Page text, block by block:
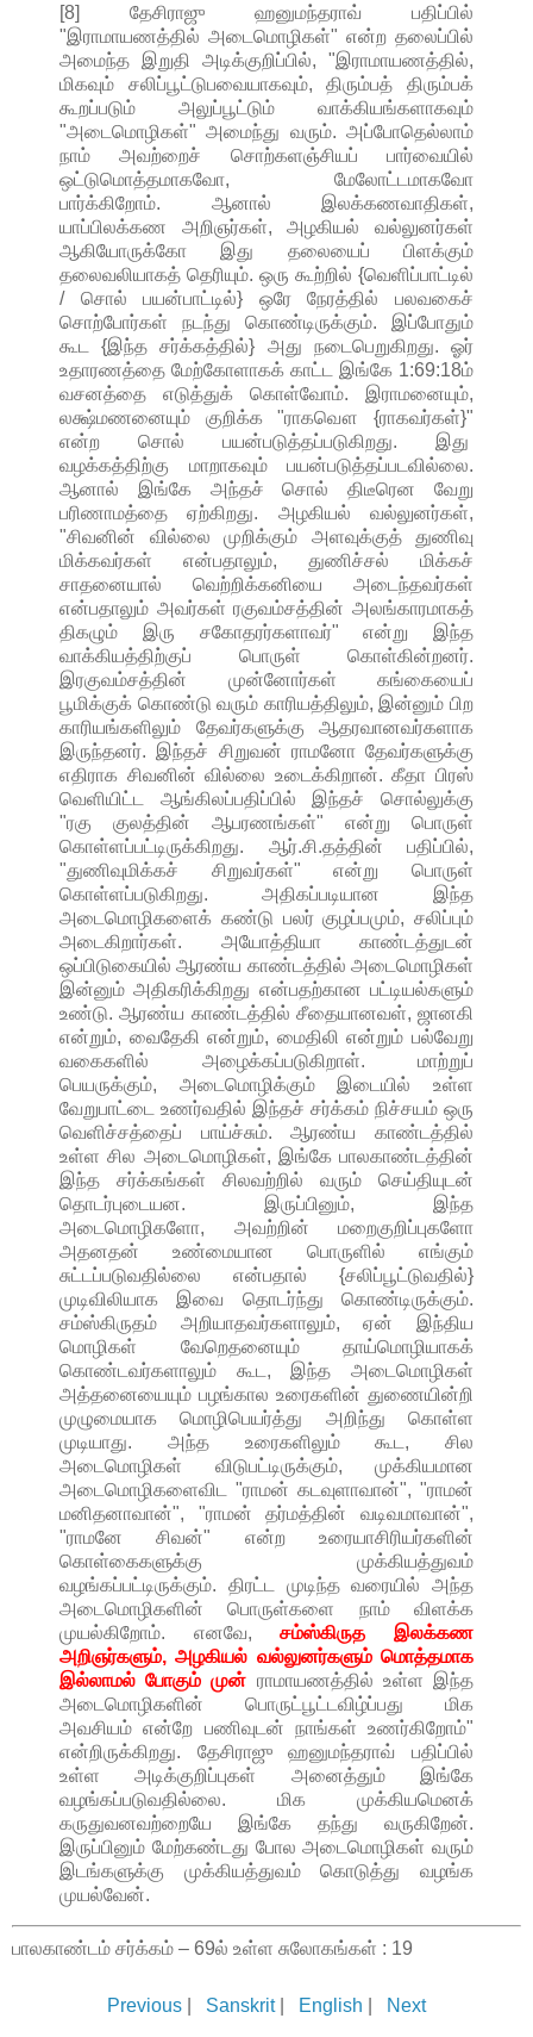
[8] தேசிராஜு ஹனுமந்தராவ் பதிப்பில்
"இராமாயணத்தில் அடைமொழிகள்" என்ற தலைப்பில்
அமைந்த இறுதி அடிக்குறிப்பில், "இராமாயணத்தில்,
மிகவும் சலிப்பூட்டுபவையாகவும், திரும்பத் திரும்பக்
கூறப்படும் அலுப்பூட்டும் வாக்கியங்களாகவும்
"அடைமொழிகள்" அமைந்து வரும். அப்போதெல்லாம்
நாம் அவற்றைச் சொற்களஞ்சியப் பார்வையில்
ஒட்டுமொத்தமாகவோ, மேலோட்டமாகவோ
பார்க்கிறோம். ஆனால் இலக்கணவாதிகள்,
யாப்பிலக்கண அறிஞர்கள், அழகியல் வல்லுனர்கள்
ஆகியோருக்கோ இது தலையைப் பிளக்கும்
தலைவலியாகத் தெரியும். ஒரு கூற்றில் {வெளிப்பாட்டில்
/ சொல் பயன்பாட்டில்} ஒரே நேரத்தில் பலவகைச்
சொற்போர்கள் நடந்து கொண்டிருக்கும். இப்போதும்
கூட {இந்த சர்க்கத்தில்} அது நடைபெறுகிறது. ஓர்
உதாரணத்தை மேற்கோளாகக் காட்ட இங்கே 1:69:18ம்
வசனத்தை எடுத்துக் கொள்வோம். இராமனையும்,
லக்ஷ்மணனையும் குறிக்க "ராகவௌ {ராகவர்கள்}"
என்ற சொல் பயன்படுத்தப்படுகிறது. இது
வழக்கத்திற்கு மாறாகவும் பயன்படுத்தப்படவில்லை.
ஆனால் இங்கே அந்தச் சொல் திடீரென வேறு
பரிணாமத்தை ஏற்கிறது. அழகியல் வல்லுனர்கள்,
"சிவனின் வில்லை முறிக்கும் அளவுக்குத் துணிவு
மிக்கவர்கள் என்பதாலும், துணிச்சல் மிக்கச்
சாதனையால் வெற்றிக்கனியை அடைந்தவர்கள்
என்பதாலும் அவர்கள் ரகுவம்சத்தின் அலங்காரமாகத்
திகழும் இரு சகோதரர்களாவர்" என்று இந்த
வாக்கியத்திற்குப் பொருள் கொள்கின்றனர்.
இரகுவம்சத்தின் முன்னோர்கள் கங்கையைப்
பூமிக்குக் கொண்டு வரும் காரியத்திலும், இன்னும் பிற
காரியங்களிலும் தேவர்களுக்கு ஆதரவானவர்களாக
இருந்தனர். இந்தச் சிறுவன் ராமனோ தேவர்களுக்கு
எதிராக சிவனின் வில்லை உடைக்கிறான். கீதா பிரஸ்
வெளியிட்ட ஆங்கிலப்பதிப்பில் இந்தச் சொல்லுக்கு
"ரகு குலத்தின் ஆபரணங்கள்" என்று பொருள்
கொள்ளப்பட்டிருக்கிறது. ஆர்.சி.தத்தின் பதிப்பில்,
"துணிவுமிக்கச் சிறுவர்கள்" என்று பொருள்
கொள்ளப்படுகிறது. அதிகப்படியான இந்த
அடைமொழிகளைக் கண்டு பலர் குழப்பமும், சலிப்பும்
அடைகிறார்கள். அயோத்தியா காண்டத்துடன்
ஒப்பிடுகையில் ஆரண்ய காண்டத்தில் அடைமொழிகள்
இன்னும் அதிகரிக்கிறது என்பதற்கான பட்டியல்களும்
உண்டு. ஆரண்ய காண்டத்தில் சீதையானவள், ஜானகி
என்றும், வைதேகி என்றும், மைதிலி என்றும் பல்வேறு
வகைகளில் அழைக்கப்படுகிறாள். மாற்றுப்
பெயருக்கும், அடைமொழிக்கும் இடையில் உள்ள
வேறுபாட்டை உணர்வதில் இந்தச் சர்க்கம் நிச்சயம் ஒரு
வெளிச்சத்தைப் பாய்ச்சும். ஆரண்ய காண்டத்தில்
உள்ள சில அடைமொழிகள், இங்கே பாலகாண்டத்தின்
இந்த சர்க்கங்கள் சிலவற்றில் வரும் செய்தியுடன்
தொடர்புடையன. இருப்பினும், இந்த
அடைமொழிகளோ, அவற்றின் மறைகுறிப்புகளோ
அதனதன் உண்மையான பொருளில் எங்கும்
சுட்டப்படுவதில்லை என்பதால் {சலிப்பூட்டுவதில்}
முடிவிலியாக இவை தொடர்ந்து கொண்டிருக்கும்.
சம்ஸ்கிருதம் அறியாதவர்களாலும், ஏன் இந்திய
மொழிகள் வேறெதனையும் தாய்மொழியாகக்
கொண்டவர்களாலும் கூட, இந்த அடைமொழிகள்
அத்தனையையும் பழங்கால உரைகளின் துணையின்றி
முழுமையாக மொழிபெயர்த்து அறிந்து கொள்ள
முடியாது. அந்த உரைகளிலும் கூட, சில
அடைமொழிகள் விடுபட்டிருக்கும், முக்கியமான
அடைமொழிகளைவிட "ராமன் கடவுளாவான்", "ராமன்
மனிதனாவான்", "ராமன் தர்மத்தின் வடிவமாவான்",
"ராமனே சிவன்" என்ற உரையாசிரியர்களின்
கொள்கைகளுக்கு முக்கியத்துவம்
வழங்கப்பட்டிருக்கும். திரட்ட முடிந்த வரையில் அந்த
அடைமொழிகளின் பொருள்களை நாம் விளக்க
முயல்கிறோம். எனவே,சம்ஸ்கிருத இலக்கண
அறிஞர்களும், அழகியல் வல்லுனர்களும் மொத்தமாக
இல்லாமல் போகும் முன் ராமாயணத்தில் உள்ள இந்த
அடைமொழிகளின் பொருட்பூட்டவிழ்ப்பது மிக
அவசியம் என்றே பணிவுடன் நாங்கள் உணர்கிறோம்"
என்றிருக்கிறது. தேசிராஜு ஹனுமந்தராவ் பதிப்பில்
உள்ள அடிக்குறிப்புகள் அனைத்தும் இங்கே
வழங்கப்படுவதில்லை. மிக முக்கியமெனக்
கருதுவனவற்றையே இங்கே தந்து வருகிறேன்.
இருப்பினும் மேற்கண்டது போல அடைமொழிகள் வரும்
இடங்களுக்கு முக்கியத்துவம் கொடுத்து வழங்க
முயல்வேன்.
பாலகாண்டம் சர்க்கம் – 69ல் உள்ள சுலோகங்கள் : 19
Previous Sanskrit| English Next